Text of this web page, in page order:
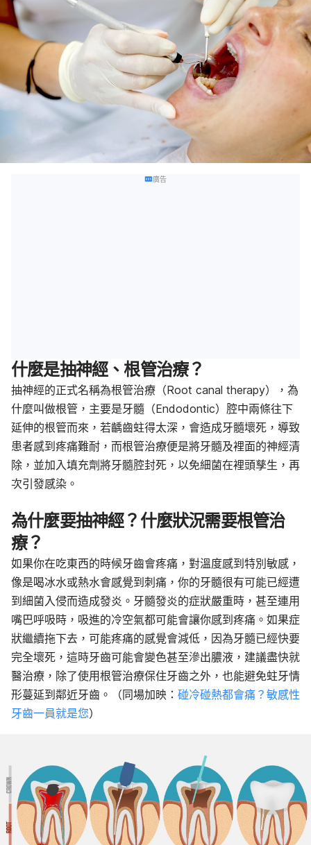
廣告
什麼是抽神經、根管治療？
抽神經的正式名稱為根管治療（Root canal therapy），為
什麼叫做根管，主要是牙髓（Endodontic）腔中兩條往下
延伸的根管而來，若齲齒蛀得太深，會造成牙髓壞死，導致
患者感到疼痛難耐，而根管治療便是將牙髓及裡面的神經清
除，並加入填充劑將牙髓腔封死，以免細菌在裡頭孳生，再
次引發感染 。
為什麼要抽神經？什麼狀況需要根管治
療？
如果你在吃東西的時候牙齒會疼痛 ，對溫度感到特別敏感 ，
像是喝冰水或熱水會感覺到刺痛，你的牙髓很有可能已經遭
到細菌入侵而造成發炎 。牙髓發炎的症狀嚴重時，甚至連用
嘴巴呼吸時，吸進的冷空氣都可能會讓你感到疼痛。如果症
狀繼續拖下去，可能疼痛的感覺會減低，因為牙髓已經快要
完全壞死，這時牙齒可能會變色甚至滲出膿液，建議盡快就
醫治療，除了使用根管治療保住牙齒之外，也能避免蛀牙情
形蔓延到鄰近牙齒。
（同場加映： 碰冷碰熱都會痛？敏感性
牙齒一員就是您）